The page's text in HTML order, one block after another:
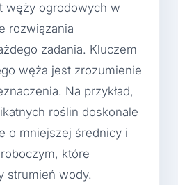
węży ogrodowych w
rozwiązania
zadania. Kluczem
węża jest zrozumienie
Na przykład,
roślin doskonale
o mniejszej średnicy i
które
strumień wody.